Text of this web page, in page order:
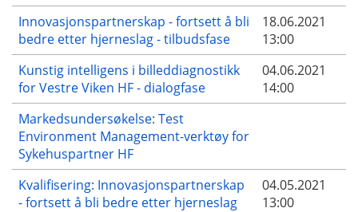
Innovasjonspartnerskap - fortsett å bli
bedre etter hjerneslag - tilbudsfase
18.06.2021
13:00
Kunstig intelligens i billeddiagnostikk
for Vestre Viken HF - dialogfase
04.06.2021
14:00
Markedsundersøkelse: Test
Environment Management-verktøy for
Sykehuspartner HF
Kvalifisering: Innovasjonspartnerskap
- fortsett å bli bedre etter hjerneslag
04.05.2021
13:00